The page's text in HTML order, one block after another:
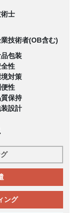
士
技術者(OB含む)
包装
性
対策
性
保持
設計
ング